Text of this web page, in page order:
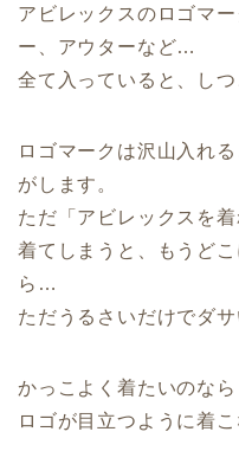
アビレックスのロゴマ
ー、アウターなど…
全て入っていると、しつ
ロゴマークは沢山入れ
がします。
ただ「アビレックスを
着てしまうと、もうど
ら…
ただうるさいだけでダ
かっこよく着たいのなら
ロゴが目立つように着こ